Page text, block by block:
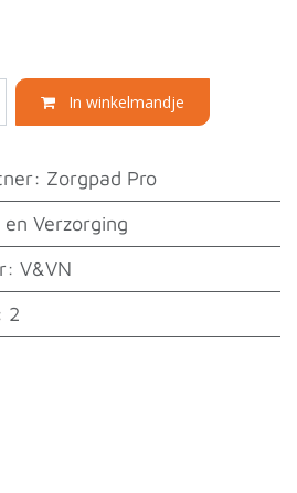
In winkelmandje
: Zorgpad Pro
Verzorging
: V&VN
2